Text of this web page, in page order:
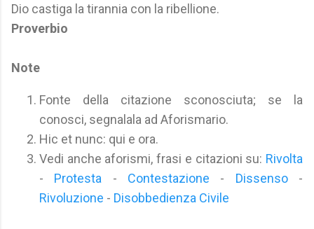
Dio castiga la tirannia con la ribellione.
Proverbio
Note
Fonte della citazione sconosciuta; se la
conosci, segnalala ad Aforismario.
Hic et nunc: qui e ora.
Vedi anche aforismi, frasi e citazioni su: Rivolta
- Protesta - Contestazione - Dissenso-
Rivoluzione - Disobbedienza Civile